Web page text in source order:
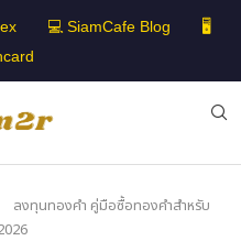
💻 SiamCafe Blog
🖥️
ลงทุนทองคำ คู่มือซื้อทองคำสำหรับ